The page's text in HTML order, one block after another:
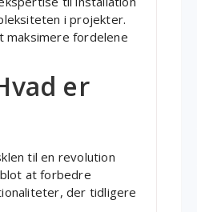
i projekter.
maksimere fordelene
er
til en revolution
at forbedre
der tidligere